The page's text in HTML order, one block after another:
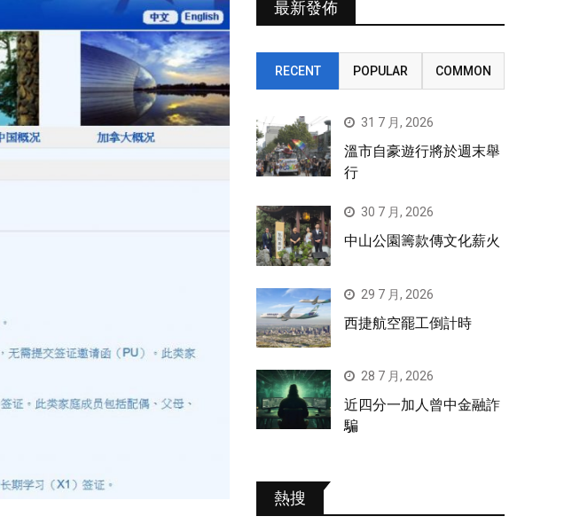
最新發佈
RECENT POPULAR COMMON
31 7 月, 2026
溫市自豪遊行將於週末舉
行
30 7 月, 2026
中山公園籌款傳文化薪火
29 7 月, 2026
西捷航空罷工倒計時
28 7 月, 2026
近四分一加人曾中金融詐
騙
熱搜